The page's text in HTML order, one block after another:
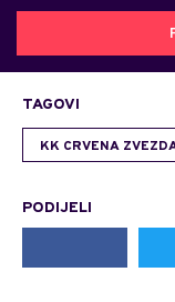
TAGOVI
KK CRVENA
PODIJELI